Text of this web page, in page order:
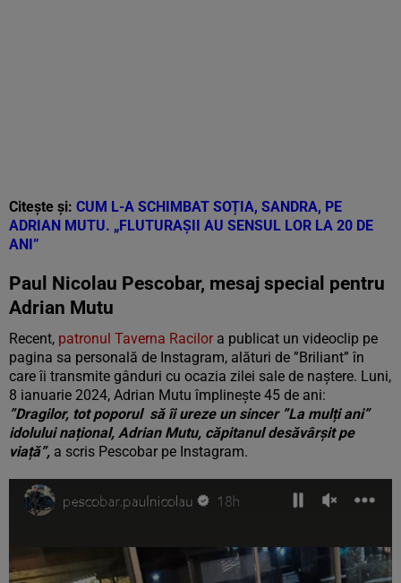
Citește și: CUM L-A SCHIMBAT SOȚIA, SANDRA, PE
ADRIAN MUTU. „FLUTURAȘII AU SENSUL LOR LA 20 DE
ANI”
Paul Nicolau Pescobar, mesaj special pentru
Adrian Mutu
Recent, patronul Taverna Racilor a publicat un videoclip pe
pagina sa personală de Instagram, alături de ”Briliant” în
care îi transmite gânduri cu ocazia zilei sale de naștere. Luni,
8 ianuarie 2024, Adrian Mutu împlinește 45 de ani:
”Dragilor, tot poporul să îi ureze un sincer ”La mulți ani”
idolului național, Adrian Mutu, căpitanul desăvârșit pe
viață”, a scris Pescobar pe Instagram.